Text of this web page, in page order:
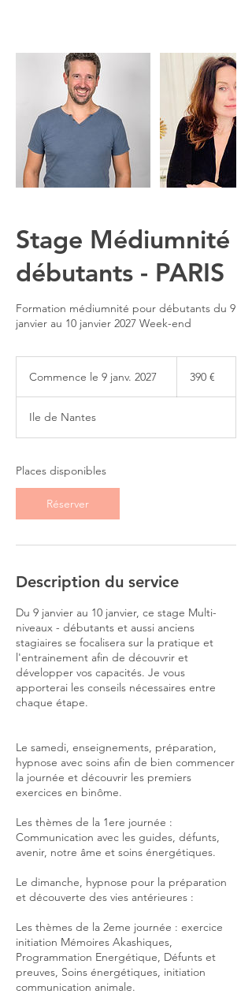
Stage Médiumnité
débutants - PARIS
Formation médiumnité pour débutants du 9
janvier au 10 janvier 2027 Week-end
Commence le 9 janv. 2027
e
j
v
2
0
2
7
390 €
Ile de Nantes
Places disponibles
Réserver
Description du service
Du 9 janvier au 10 janvier, ce stage Multi-
niveaux - débutants et aussi anciens
stagiaires se focalisera sur la pratique et
l'entrainement afin de découvrir et
développer vos capacités. Je vous
apporterai les conseils nécessaires entre
chaque étape.
Le samedi, enseignements, préparation,
hypnose avec soins afin de bien commencer
la journée et découvrir les premiers
exercices en binôme.
Les thèmes de la 1ere journée :
Communication avec les guides, défunts,
avenir, notre âme et soins énergétiques.
Le dimanche, hypnose pour la préparation
et découverte des vies antérieures :
Les thèmes de la 2eme journée : exercice
initiation Mémoires Akashiques,
Programmation Energétique, Défunts et
preuves, Soins énergétiques, initiation
communication animale.